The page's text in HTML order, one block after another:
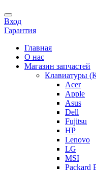
Вход
Гарантия
Главная
О нас
Магазин запчастей
Клавиатуры
Acer
Apple
Asus
Dell
Fujitsu
HP
Lenovo
LG
MSI
Packard